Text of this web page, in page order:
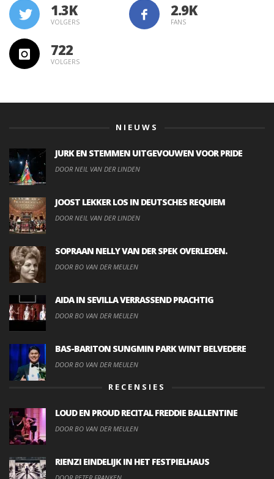
1.3K
VOLGERS FANS
722
VOLGERS
NIEUWS
JURK EN STEMMEN UITGEVOUWEN VOOR PRIDE
DOOR NEIL VAN DER LINDEN
JOOST LEKKER LOS IN DEUTSCHES REQUIEM
DOOR NEIL VAN DER LINDEN
SOPRAAN NELLY VAN DER SPEK OVERLEDEN.
DOOR BO VAN DER MEULEN
AIDA IN SEVILLA VERRASSEND PRACHTIG
DOOR BO VAN DER MEULEN
BAS-BARITON SUNGMIN PARK WINT BELVEDERE
DOOR BO VAN DER MEULEN
RECENSIES
LOUD EN PROUD RECITAL FREDDIE BALLENTINE
DOOR BO VAN DER MEULEN
RIENZI EINDELIJK IN HET FESTPIELHAUS